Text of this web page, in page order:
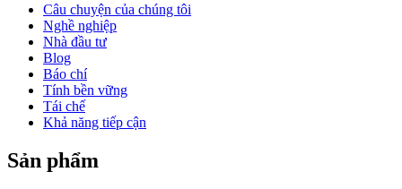
Câu chuyện của chúng tôi
Nghề nghiệp
Nhà đầu tư
Blog
Báo chí
Tính bền vững
Tái chế
Khả năng tiếp cận
Sản phẩm